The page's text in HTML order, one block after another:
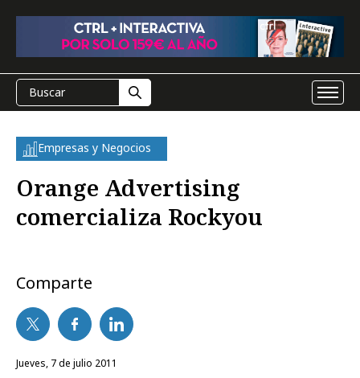
Empresas y Negocios
Orange Advertising
comercializa Rockyou
Comparte
jueves, 7 de julio 2011